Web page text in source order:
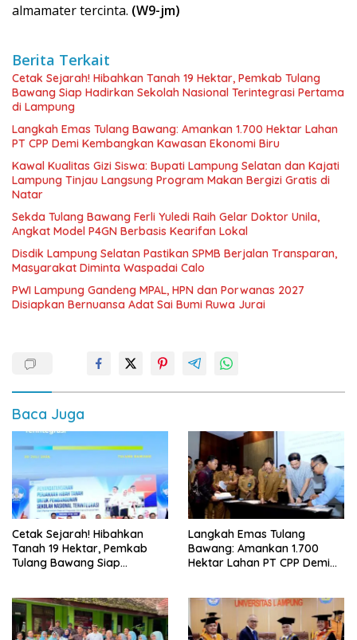
almamater tercinta. (W9-jm)
Berita Terkait
Cetak Sejarah! Hibahkan Tanah 19 Hektar, Pemkab Tulang
Bawang Siap Hadirkan Sekolah Nasional Terintegrasi Pertama
di Lampung
Langkah Emas Tulang Bawang: Amankan 1.700 Hektar Lahan
PT CPP Demi Kembangkan Kawasan Ekonomi Biru
Kawal Kualitas Gizi Siswa: Bupati Lampung Selatan dan Kajati
Lampung Tinjau Langsung Program Makan Bergizi Gratis di
Natar
Sekda Tulang Bawang Ferli Yuledi Raih Gelar Doktor Unila,
Angkat Model P4GN Berbasis Kearifan Lokal
Disdik Lampung Selatan Pastikan SPMB Berjalan Transparan,
Masyarakat Diminta Waspadai Calo
PWI Lampung Gandeng MPAL, HPN dan Porwanas 2027
Disiapkan Bernuansa Adat Sai Bumi Ruwa Jurai
Baca Juga
Cetak Sejarah! Hibahkan
Tanah 19 Hektar, Pemkab
Tulang Bawang Siap
Lampung
Langkah Emas Tulang
Bawang: Amankan 1.700
Hektar Lahan PT CPP Demi